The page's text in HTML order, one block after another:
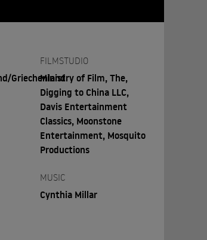
Griechenland
FILMSTUDIO
Ministry of Film, The,
Digging to China LLC,
Davis Entertainment
Classics, Moonstone
Entertainment, Mosquito
Productions
MUSIC
Cynthia Millar